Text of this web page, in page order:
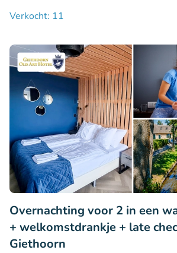
Verkocht: 11
Overnachting voor 2 in een
+ welkomstdrankje + late
Giethoorn